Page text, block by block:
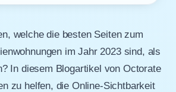
welche die besten Seiten zum
im Jahr 2023 sind, als
In diesem Blogartikel von Octorate
zu helfen, die Online-Sichtbarkeit